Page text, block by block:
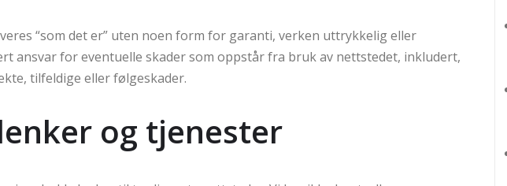
“som det er” uten noen form for garanti, verken uttrykkelig eller
ansvar for eventuelle skader som oppstår fra bruk av nettstedet, inkludert,
tilfeldige eller følgeskader.
og tjenester